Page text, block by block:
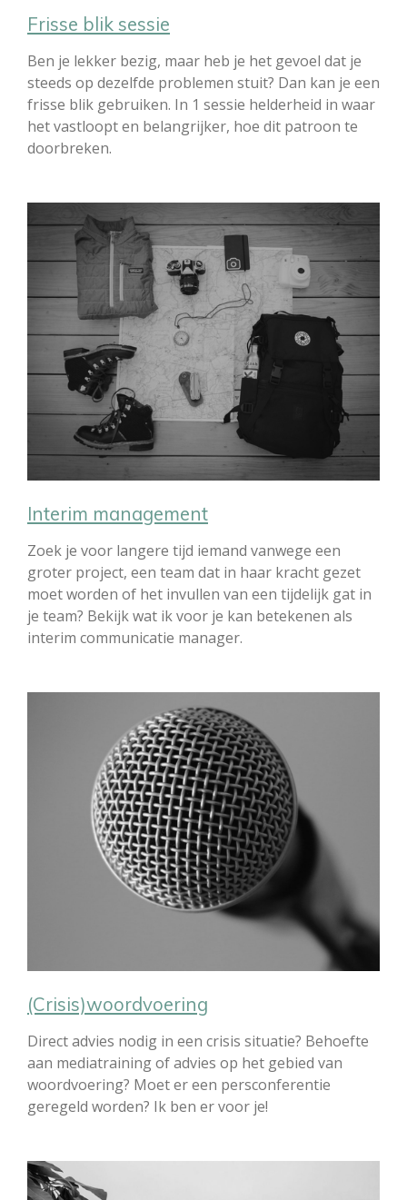
Frisse blik sessie
Ben je lekker bezig, maar heb je het gevoel dat je
steeds op dezelfde problemen stuit? Dan kan je een
frisse blik gebruiken. In 1 sessie helderheid in waar
het vastloopt en belangrijker, hoe dit patroon te
doorbreken.
Interim management
Zoek je voor langere tijd iemand vanwege een
groter project, een team dat in haar kracht gezet
moet worden of het invullen van een tijdelijk gat in
je team? Bekijk wat ik voor je kan betekenen als
interim communicatie manager.
(Crisis)woordvoering
Direct advies nodig in een crisis situatie? Behoefte
aan mediatraining of advies op het gebied van
woordvoering? Moet er een persconferentie
geregeld worden? Ik ben er voor je!